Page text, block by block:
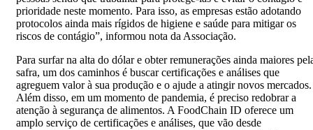
prioridade neste momento. Para isso, as empresas estão adotando
protocolos ainda mais rígidos de higiene e saúde para mitigar os
riscos de contágio”, informou nota da Associação.
Para surfar na alta do dólar e obter remunerações ainda maiores
safra, um dos caminhos é buscar certificações e análises que
agreguem valor à sua produção e o ajude a atingir novos mercados.
Além disso, em um momento de pandemia, é preciso redobrar a
atenção à segurança de alimentos. A FoodChain ID oferece um
amplo serviço de certificações e análises, que vão desde